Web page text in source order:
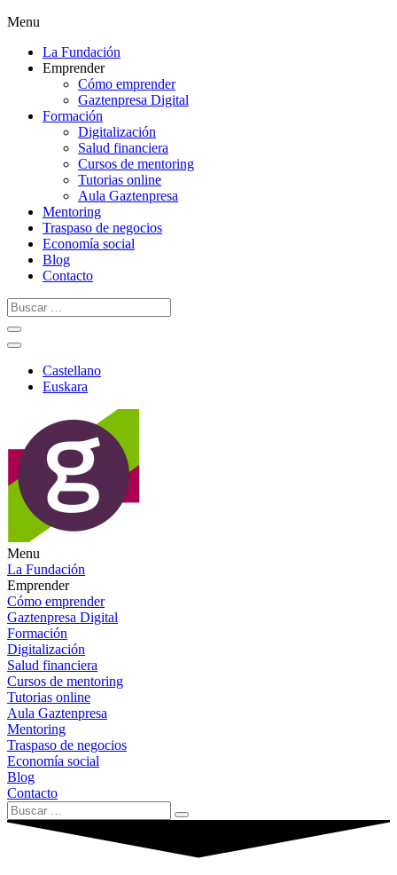
Menu
La Fundación
Emprender
Cómo emprender
Gaztenpresa Digital
Formación
Digitalización
Salud financiera
Cursos de mentoring
Tutorias online
Aula Gaztenpresa
Mentoring
Traspaso de negocios
Economía social
Blog
Contacto
Castellano
Euskara
Menu
La Fundación
Emprender
Cómo emprender
Gaztenpresa Digital
Formación
Digitalización
Salud financiera
Cursos de mentoring
Tutorias online
Aula Gaztenpresa
Mentoring
Traspaso de negocios
Economía social
Blog
Contacto